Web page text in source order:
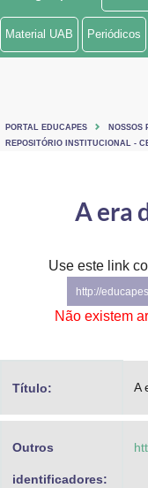
Ministério de Minas e Energia
Ministério do Turismo
Controladoria-Geral da União
Advocacia-Geral da União
Banco Central do Brasil
Material UAB Periódicos
PORTAL EDUCAPES
NOSSOS
REPOSITÓRIO INSTITUCIONAL -
A era
Use este link
http://
Não existem
Título: A
Outros
identificadores: